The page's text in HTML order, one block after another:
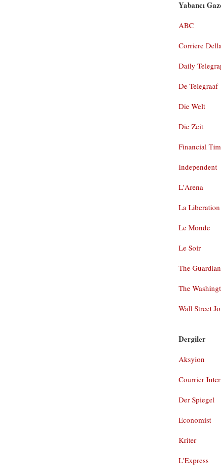
Yabancı
ABC
Corriere
Daily
De Telegraaf
Die Welt
Die Zeit
Financial
Independent
L'Arena
La Liberation
Le Monde
Le Soir
The Guardian
The
Wall Street
Dergiler
Aksyion
Courrier
Der Spiegel
Economist
Kriter
L'Express